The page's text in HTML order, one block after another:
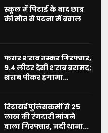
स्कूल में पिटाई के बाद छात्र
की मौत से पटना में बवाल
फरार शराब तस्कर गिरफ्तार,
9.4 लीटर देसी शराब बरामद;
शराब पीकर हंगामा...
रिटायर्ड पुलिसकर्मी से 25
लाख की रंगदारी मांगने
वाला गिरफ्तार, नदी थाना...